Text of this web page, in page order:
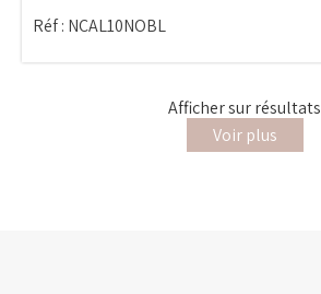
Réf : NCAL10NOBL
Affichersurrésultats
Voir plus